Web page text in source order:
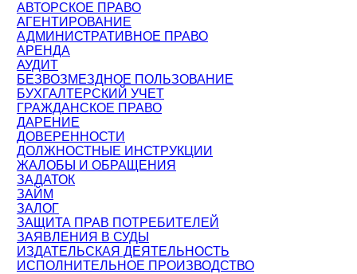
АВТОРСКОЕ ПРАВО
АГЕНТИРОВАНИЕ
АДМИНИСТРАТИВНОЕ ПРАВО
АРЕНДА
АУДИТ
БЕЗВОЗМЕЗДНОЕ ПОЛЬЗОВАНИЕ
БУХГАЛТЕРСКИЙ УЧЕТ
ГРАЖДАНСКОЕ ПРАВО
ДАРЕНИЕ
ДОВЕРЕННОСТИ
ДОЛЖНОСТНЫЕ ИНСТРУКЦИИ
ЖАЛОБЫ И ОБРАЩЕНИЯ
ЗАДАТОК
ЗАЙМ
ЗАЛОГ
ЗАЩИТА ПРАВ ПОТРЕБИТЕЛЕЙ
ЗАЯВЛЕНИЯ В СУДЫ
ИЗДАТЕЛЬСКАЯ ДЕЯТЕЛЬНОСТЬ
ИСПОЛНИТЕЛЬНОЕ ПРОИЗВОДСТВО